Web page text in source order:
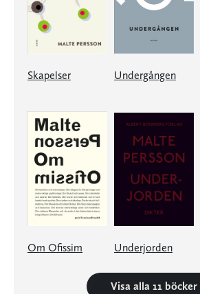
Skapelser Undergången
Om Ofissim Underjorden
Visa alla 11 böcker